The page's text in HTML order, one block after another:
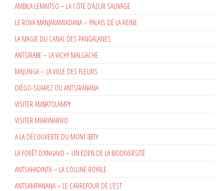
AMBILA LEMAITSO – LA CÔTE D’AZUR SAUVAGE
LE ROVA MANJAKAMIADANA – PALAIS DE LA REINE
LA MAGIE DU CANAL DES PANGALANES
ANTSIRABE – LA VICHY MALGACHE
MAJUNGA – LA VILLE DES FLEURS
DIÉGO-SUAREZ OU ANTSIRANANA
VISITER AMBATOLAMPY
VISITER MIARINARIVO
A LA DÉCOUVERTE DU MONT IBITY
LA FORÊT D’ANGAVO – UN EDEN DE LA BIODIVERSITÉ
ANTSAHADINTA – LA COLLINE ROYALE
ANTSAMPANANA – LE CARREFOUR DE L’EST